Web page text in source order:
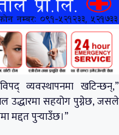
व्यवस्थापनमा खटिन्छन्,”
उद्धारमा सहयोग पुग्नेछ, जसले
मद्दत पुर्‍याउँछ।”